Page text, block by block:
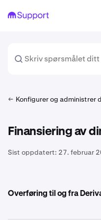
Konfigurer og administrer
Finansiering av
Sist oppdatert: 27. februar
Overføring til og fra